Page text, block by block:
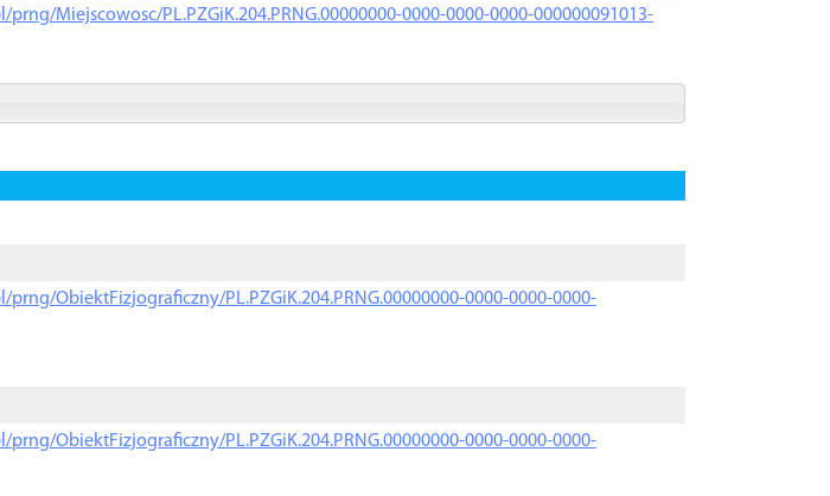
Miejscowosc/PL.PZGiK.204.PRNG.00000000-0000-0000-0000-000000091013-
ObiektFizjograficzny/PL.PZGiK.204.PRNG.00000000-0000-0000-0000-
ObiektFizjograficzny/PL.PZGiK.204.PRNG.00000000-0000-0000-0000-